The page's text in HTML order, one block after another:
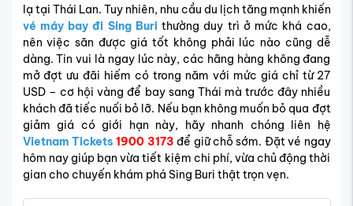
lạ tại Thái Lan. Tuy nhiên, nhu cầu du lịch tăng mạnh khiến
vé máy bay đi Sing Burithường duy trì ở mức khá cao,
nên việc săn được giá tốt không phải lúc nào cũng dễ
dàng. Tin vui là ngay lúc này, các hãng hàng không đang
mở đợt ưu đãi hiếm có trong năm với mức giá chỉ từ 27
USD – cơ hội vàng để bay sang Thái mà trước đây nhiều
khách đã tiếc nuối bỏ lỡ. Nếu bạn không muốn bỏ qua đợt
giảm giá có giới hạn này, hãy nhanh chóng liên hệ
Vietnam Tickets 1900 3173 để giữ chỗ sớm. Đặt vé ngay
hôm nay giúp bạn vừa tiết kiệm chi phí, vừa chủ động thời
gian cho chuyến khám phá Sing Buri thật trọn vẹn.